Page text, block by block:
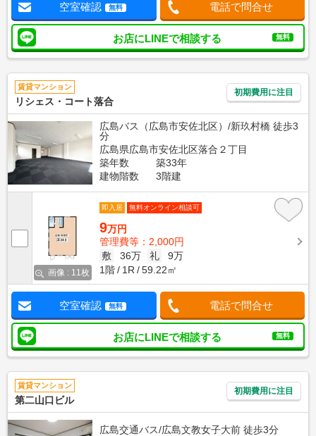
空室確認 無料 電話で問合せ
お店にLINEで相談する 無料
賃貸マンション
リシェス・コート落合
初期費用に注目
広島バス（広島市安佐北区）/新玖村橋 徒歩3
分
広島県広島市安佐北区落合２丁目
築年数
築33年
建物階数
3階建
画像 : 11枚
即入居 無料オンライン相談可
9万円
管理費等：2,000円
敷
36万 礼
9万
1階
1R 59.22㎡
空室確認 無料 電話で問合せ
お店にLINEで相談する 無料
賃貸マンション
第二山口ビル
初期費用に注目
広島交通バス/広島文教女子大前 徒歩3分